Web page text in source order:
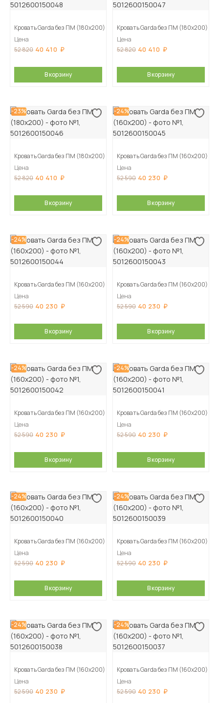
Кровать Garda без ПМ (180х200)
Цена
52 820 40 410
В корзину
Кровать Garda без ПМ (180х200)
Цена
52 820 40 410
В корзину
-23%
Кровать Garda без ПМ (180х200)
Цена
52 820 40 410
В корзину
-24%
Кровать Garda без ПМ (160х200)
Цена
52 590 40 230
В корзину
-24%
Кровать Garda без ПМ (160х200)
Цена
52 590 40 230
В корзину
-24%
Кровать Garda без ПМ (160х200)
Цена
52 590 40 230
В корзину
-24%
Кровать Garda без ПМ (160х200)
Цена
52 590 40 230
В корзину
-24%
Кровать Garda без ПМ (160х200)
Цена
52 590 40 230
В корзину
-24%
Кровать Garda без ПМ (160х200)
Цена
52 590 40 230
В корзину
-24%
Кровать Garda без ПМ (160х200)
Цена
52 590 40 230
В корзину
-24%
Кровать Garda без ПМ (160х200)
Цена
52 590 40 230
-24%
Кровать Garda без ПМ (160х200)
Цена
52 590 40 230